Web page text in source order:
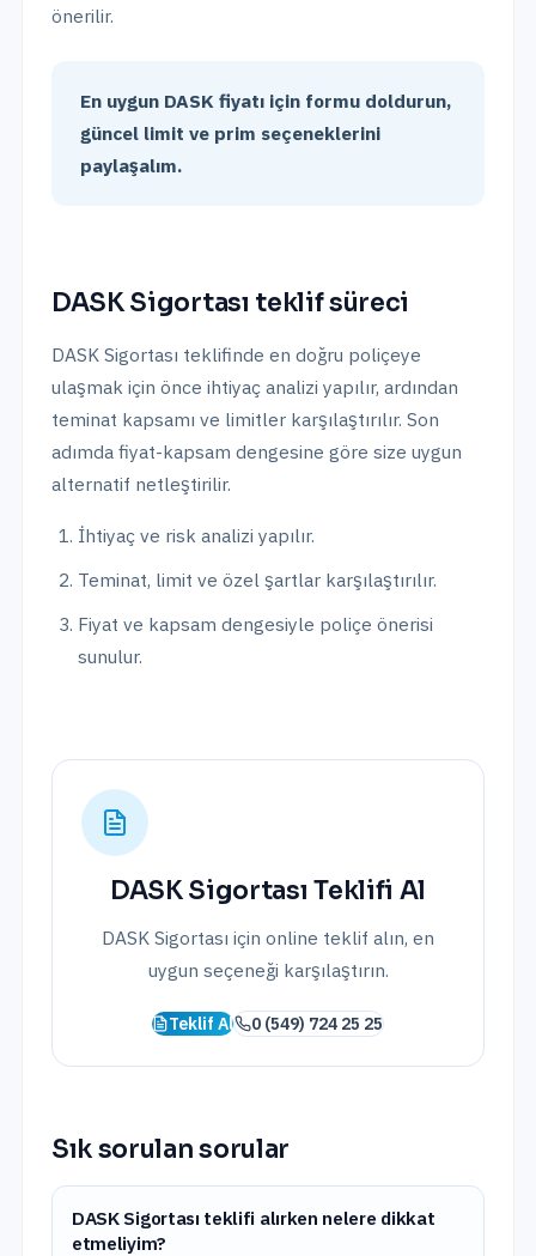
önerilir.
En uygun DASK fiyatı için formu doldurun,
güncel limit ve prim seçeneklerini
paylaşalım.
DASK Sigortası teklif süreci
DASK Sigortası teklifinde en doğru poliçeye
ulaşmak için önce ihtiyaç analizi yapılır, ardından
teminat kapsamı ve limitler karşılaştırılır. Son
adımda fiyat-kapsam dengesine göre size uygun
alternatif netleştirilir.
İhtiyaç ve risk analizi yapılır.
Teminat, limit ve özel şartlar karşılaştırılır.
Fiyat ve kapsam dengesiyle poliçe önerisi
sunulur.
DASK Sigortası Teklifi Al
DASK Sigortası için online teklif alın, en
uygun seçeneği karşılaştırın.
Teklif Al 0 (549) 724 25 25
Sık sorulan sorular
DASK Sigortası teklifi alırken nelere dikkat
etmeliyim?